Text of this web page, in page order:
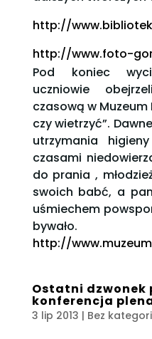
http://
http://www.foto-
Pod koniec
uczniowie
czasową w
czy wietrzyć”.
utrzymania
czasami
do prania ,
swoich babć, a
uśmiechem
bywało.
http://
Ostatni dzwonek
konferencja
3 lip 2013 | Bez